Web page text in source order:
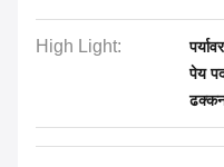
High Light:
पेय
ढक्कन